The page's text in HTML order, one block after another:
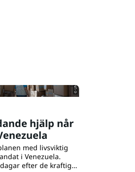
© UNICEF/UN0876828/
hjälp når
med livsviktig
i Venezuela.
efter de kraftiga